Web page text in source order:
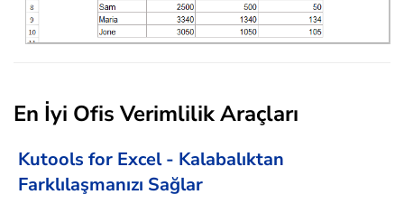
En İyi Ofis Verimlilik Araçları
Kutools for Excel - Kalabalıktan
Farklılaşmanızı Sağlar